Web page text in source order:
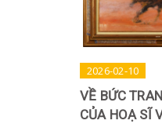
2026-02-10
VỀ BỨC
CỦA HOẠ SĨ